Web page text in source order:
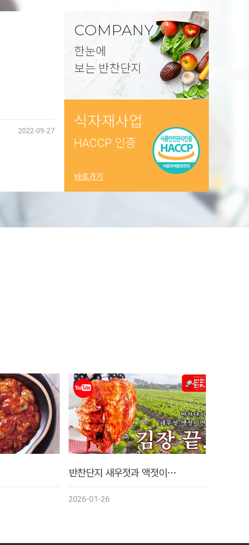
2022-09-27
COMPANY
한눈에
보는 반찬단지
식자재사업
HACCP 인증
바로가기
반찬단지 새우젓과 액젓이…
2026-01-26